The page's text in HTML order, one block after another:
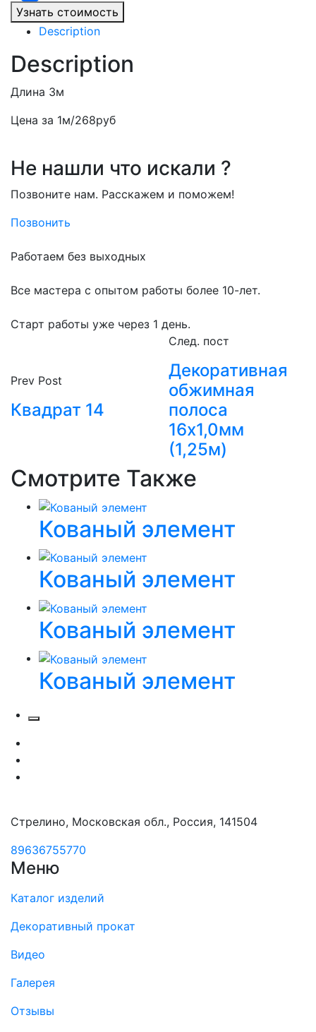
Отправить
Узнать стоимость
Description
Description
Длина 3м
Цена за 1м/268руб
Не нашли что искали ?
Позвоните нам. Расскажем и поможем!
Позвонить
Работаем без выходных
Все мастера с опытом работы более 10-лет.
Старт работы уже через 1 день.
Prev Post
Квадрат 14
След. пост
Декоративная
обжимная
полоса
16х1,0мм
(1,25м)
Смотрите Также
Кованый элемент
Кованый элемент
Кованый элемент
Кованый элемент
Стрелино, Московская обл., Россия, 141504
89636755770
Меню
Каталог изделий
Декоративный прокат
Видео
Галерея
Отзывы